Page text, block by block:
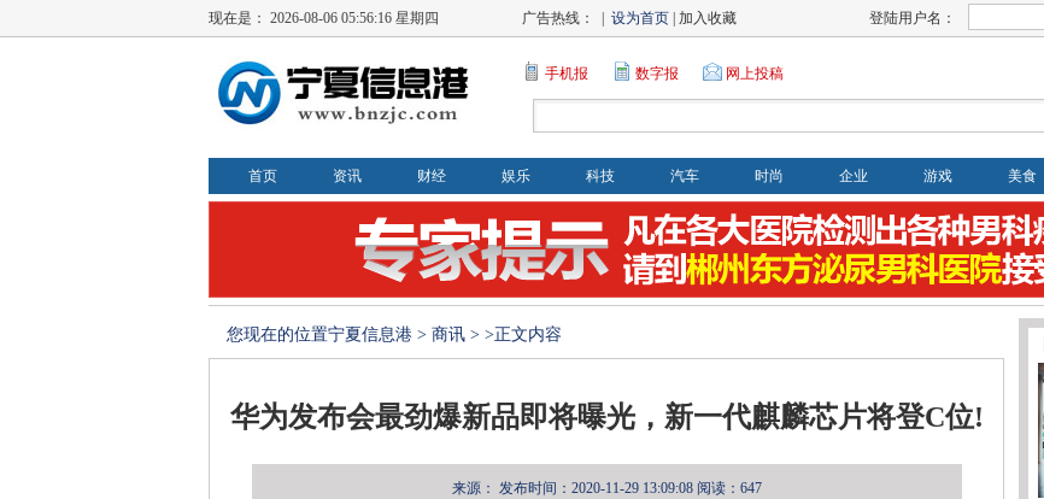
现在是： 2026-08-06 05:56:16 星期四 广告热线： | 设为首页 | 加入收藏 登陆用户名：
手机报 数字报 网上投稿
首页 资讯 财经 娱乐 科技 汽车 时尚 企业 游戏 美食
您现在的位置宁夏信息港 > 商讯 > >正文内容
华为发布会最劲爆新品即将曝光，新一代麒麟芯片将登C位!
来源： 发布时间：2020-11-29 13:09:08 阅读：647